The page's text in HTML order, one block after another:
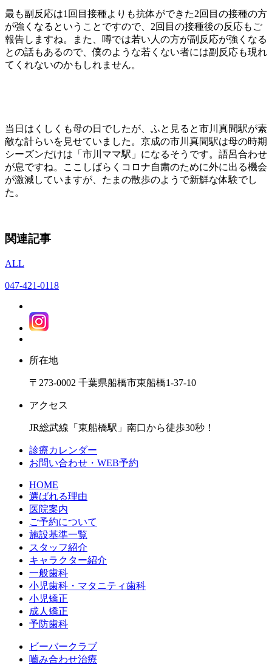
最も副反応は1回目接種よりも抗体ができた2回目の接種の方
が強くなるということですので、2回目の接種後の反応もご
報告しますね。また、噂では若い人の方が副反応が強くなる
との話もあるので、僕のような若くない者には副反応も現れ
てくれないのかもしれません。
当日はくしくも母の日でしたが、ふと見ると市川真間駅が素
敵な計らいを見せていました。京成の市川真間駅は母の時期
シーズンだけは「市川ママ駅」になるそうです。語呂合わせ
が息ですね。ここしばらくコロナ自粛のために外に出る機会
が激減していますが、たまの散歩のようで新鮮な体験でし
た。
関連記事
ALL
047-421-0118
所在地
〒273-0002 千葉県船橋市東船橋1-37-10
アクセス
JR総武線「東船橋駅」南口から徒歩30秒！
診療カレンダー
お問い合わせ・WEB予約
HOME
選ばれる理由
医院案内
ご予約について
施設基準一覧
スタッフ紹介
キャラクター紹介
一般歯科
小児歯科・マタニティ歯科
小児矯正
成人矯正
予防歯科
ビーバークラブ
嚙み合わせ治療